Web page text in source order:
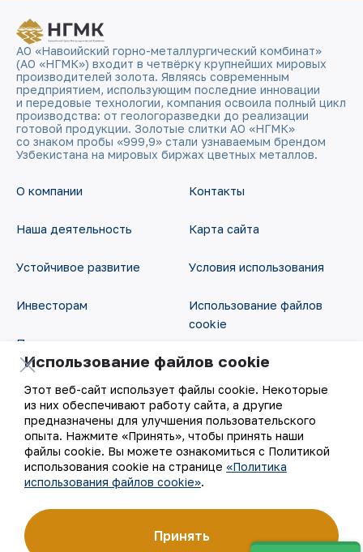
АО «Навоийский горно-металлургический комбинат»
(АО «НГМК») входит в четвёрку крупнейших мировых
производителей золота. Являясь современным
предприятием, использующим последние инновации
и передовые технологии, компания освоила полный цикл
производства: от геологоразведки до реализации
готовой продукции. Золотые слитки АО «НГМК»
со знаком пробы «999,9» стали узнаваемым брендом
Узбекистана на мировых биржах цветных металлов.
О компании
Наша деятельность
Устойчивое развитие
Инвесторам
Пресс-центр
Цифровое правительство
Контакты
Карта сайта
Условия использования
Использование файлов
cookie
Открытые данные
RSS - лента
©
Использование файлов cookie
Этот веб-сайт использует файлы cookie. Некоторые
из них обеспечивают работу сайта, а другие
предназначены для улучшения пользовательского
опыта. Нажмите «Принять», чтобы принять наши
файлы cookie. Вы можете ознакомиться с Политикой
использования cookie на странице «Политика
использования файлов cookie».
Принять